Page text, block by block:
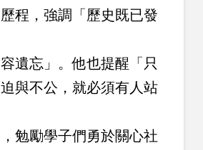
程，強調「歷史既已發
容遺忘」。他也提醒「只
與不公，就必須有人站
勉勵學子們勇於關心社